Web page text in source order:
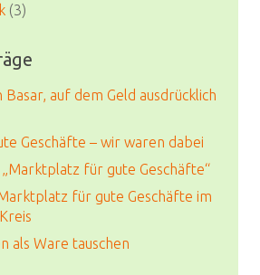
(3)
auf dem Geld ausdrücklich
Geschäfte – wir waren dabei
für gute Geschäfte“
für gute Geschäfte im
als Ware tauschen